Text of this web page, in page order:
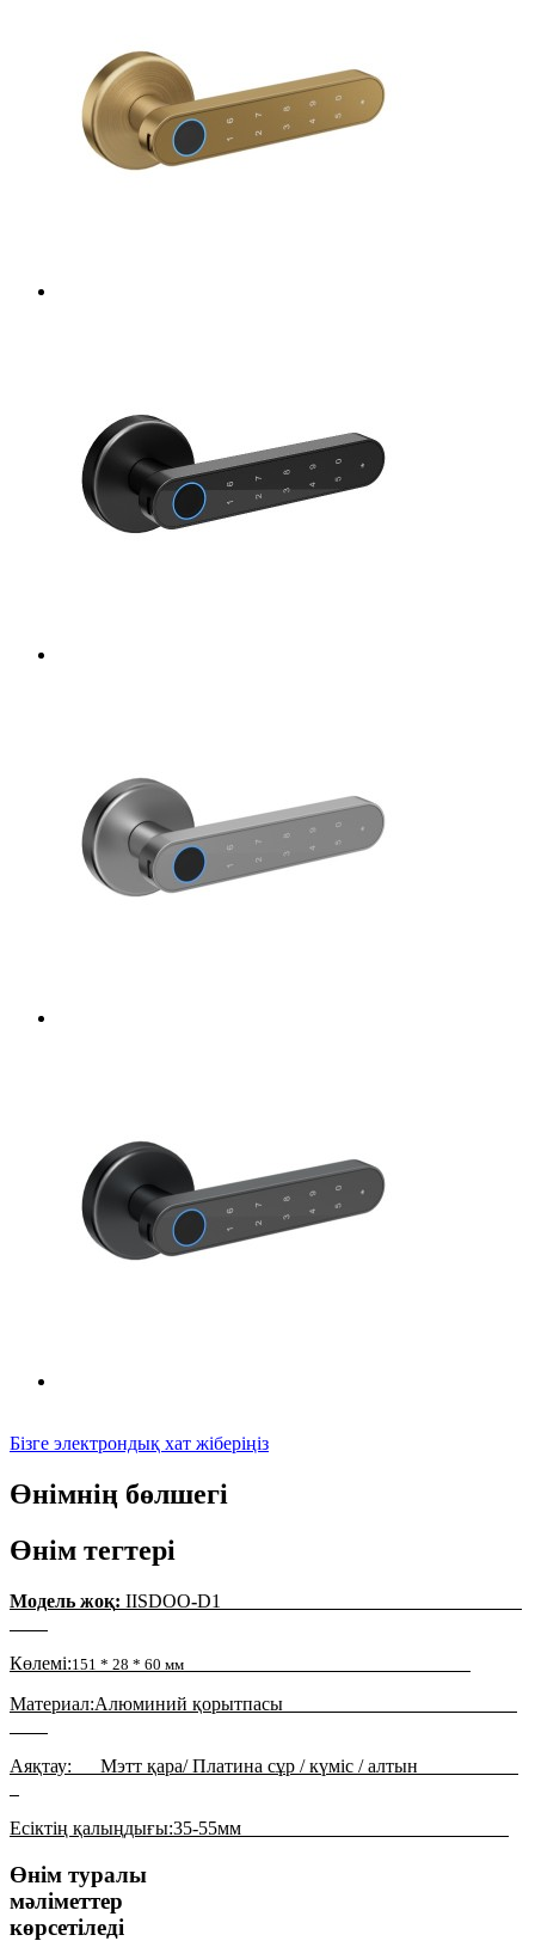
Бізге электрондық хат жіберіңіз
Өнімнің бөлшегі
Өнім тегтері
Модель жоқ: IISDOO-D1
Көлемі:151 * 28 * 60 мм
Материал:Алюминий қорытпасы
Аяқтау: Мэтт қара/ Платина сұр / күміс / алтын
Есіктің қалыңдығы:35-55мм
Өнім туралы
мәліметтер
көрсетіледі